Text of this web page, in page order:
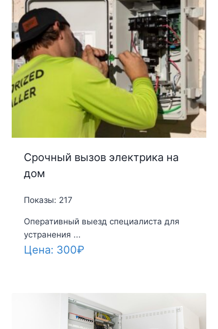
Срочный вызов электрика на
дом
Показы: 217
Оперативный выезд специалиста для
устранения ...
Цена: 300₽